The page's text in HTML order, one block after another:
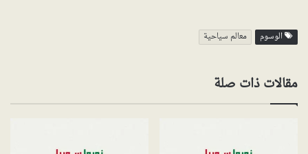
الوسوم معالم سياحية
مقالات ذات صلة